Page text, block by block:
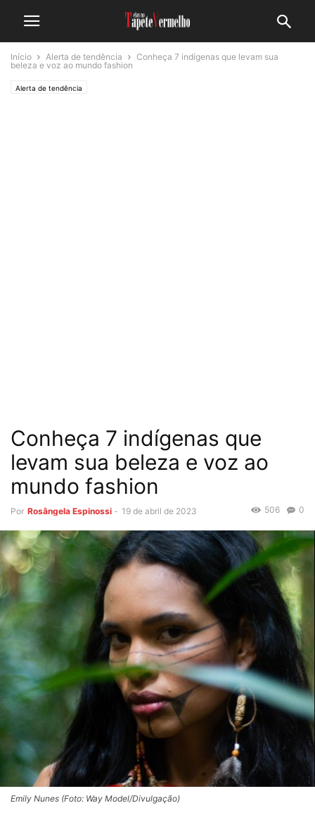
Início Alerta de tendência
Conheça 7 indígenas que levam sua
beleza e voz ao mundo fashion
Alerta de tendência
Conheça 7 indígenas que
levam sua beleza e voz ao
mundo fashion
Por Rosângela Espinossi - 19 de abril de 2023 0
506
Emily Nunes (Foto: Way Model/Divulgação)